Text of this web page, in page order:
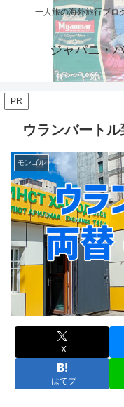
一人旅の海外旅行ブロ
ジャパニ・
PR
ウランバート
モンゴル
X
はてブ